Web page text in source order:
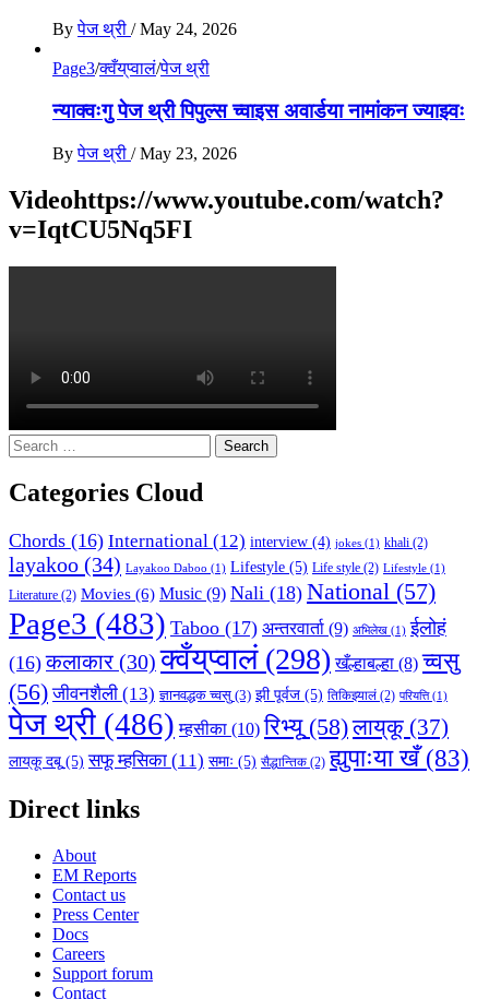
By पेज थ्री / May 24, 2026
Page3/क्वँय्‌प्वालं/पेज थ्री
न्याक्वःगु पेज थ्री पिपुल्स च्वाइस अवार्डया नामांकन ज्याझ्वः
By पेज थ्री / May 23, 2026
Videohttps://www.youtube.com/watch?
v=IqtCU5Nq5FI
Search
for:
Categories Cloud
Chords (16) International (12) interview (4) jokes (1) khali (2)
layakoo (34) Layakoo Daboo (1) Lifestyle (5) Life style (2) Lifestyle (1)
Literature (2) Movies (6) Music (9) Nali (18) National (57)
Page3 (483) Taboo (17) अन्तरवार्ता (9) अभिलेख (1) ईलोहं
(16) कलाकार (30) क्वँय्‌प्वालं(298) खँल्हाबल्हा (8) च्वसु
(56) जीवनशैली (13) ज्ञानवद्धक च्वसु (3) झी पूर्वज (5) तिकिझ्यालं (2) परियत्ति(1)
पेज थ्री (486) म्हसीका (10) रिभ्यू(58)लाय्‌कू (37)
लाय्‌कू दबू(5) सफू म्हसिका (11) समाः (5) सैद्धान्तिक (2) ह्युपाःया खँ(83)
Direct links
About
EM Reports
Contact us
Press Center
Docs
Careers
Support forum
Contact